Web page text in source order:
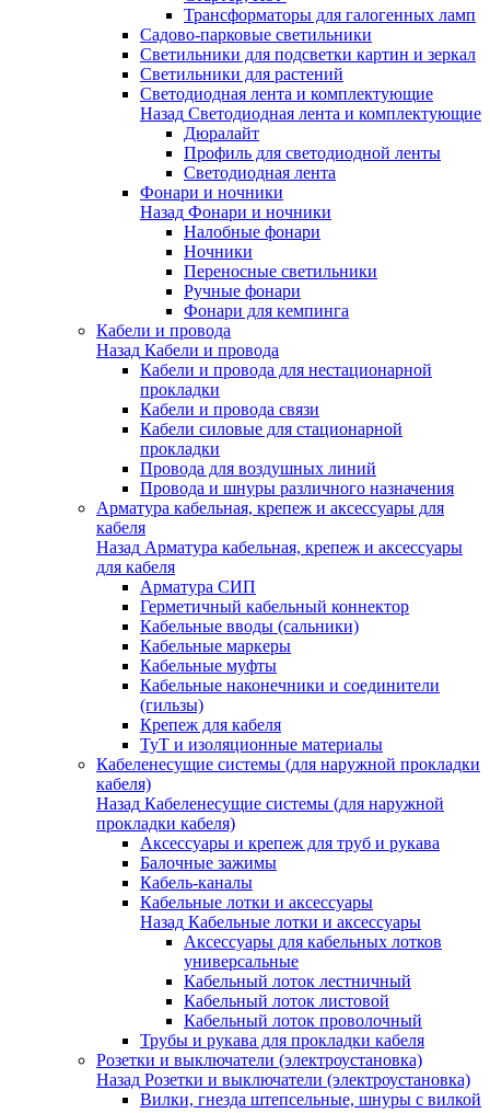
Трансформаторы для галогенных ламп
Садово-парковые светильники
Светильники для подсветки картин и зеркал
Светильники для растений
Светодиодная лента и комплектующие
Назад Светодиодная лента и комплектующие
Дюралайт
Профиль для светодиодной ленты
Светодиодная лента
Фонари и ночники
Назад Фонари и ночники
Налобные фонари
Ночники
Переносные светильники
Ручные фонари
Фонари для кемпинга
Кабели и провода
Назад Кабели и провода
Кабели и провода для нестационарной
прокладки
Кабели и провода связи
Кабели силовые для стационарной
прокладки
Провода для воздушных линий
Провода и шнуры различного назначения
Арматура кабельная, крепеж и аксессуары для
кабеля
Назад Арматура кабельная, крепеж и аксессуары
для кабеля
Арматура СИП
Герметичный кабельный коннектор
Кабельные вводы (сальники)
Кабельные маркеры
Кабельные муфты
Кабельные наконечники и соединители
(гильзы)
Крепеж для кабеля
ТуТ и изоляционные материалы
Кабеленесущие системы (для наружной прокладки
кабеля)
Назад Кабеленесущие системы (для наружной
прокладки кабеля)
Аксессуары и крепеж для труб и рукава
Балочные зажимы
Кабель-каналы
Кабельные лотки и аксессуары
Назад Кабельные лотки и аксессуары
Аксессуары для кабельных лотков
универсальные
Кабельный лоток лестничный
Кабельный лоток листовой
Кабельный лоток проволочный
Трубы и рукава для прокладки кабеля
Розетки и выключатели (электроустановка)
Назад Розетки и выключатели (электроустановка)
Вилки, гнезда штепсельные, шнуры с вилкой